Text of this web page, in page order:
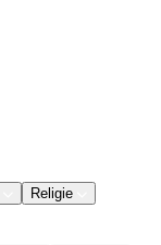
Religie